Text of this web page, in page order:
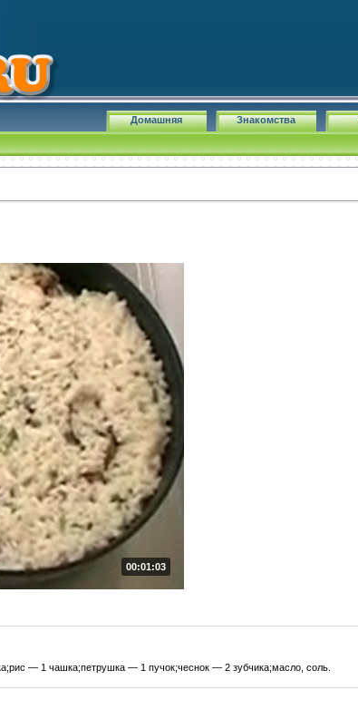
Знакомства
Домашняя
00:01:03
— 1 чашка;петрушка — 1 пучок;чеснок — 2 зубчика;масло, соль.